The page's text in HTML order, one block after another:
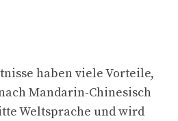
haben viele Vorteile,
Mandarin-Chinesisch
Weltsprache und wird